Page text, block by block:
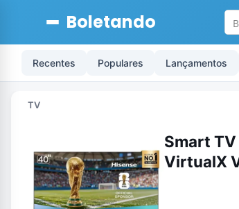
Boletando
Recentes Populares Lançamentos
TV
Smart TV
VirtualX